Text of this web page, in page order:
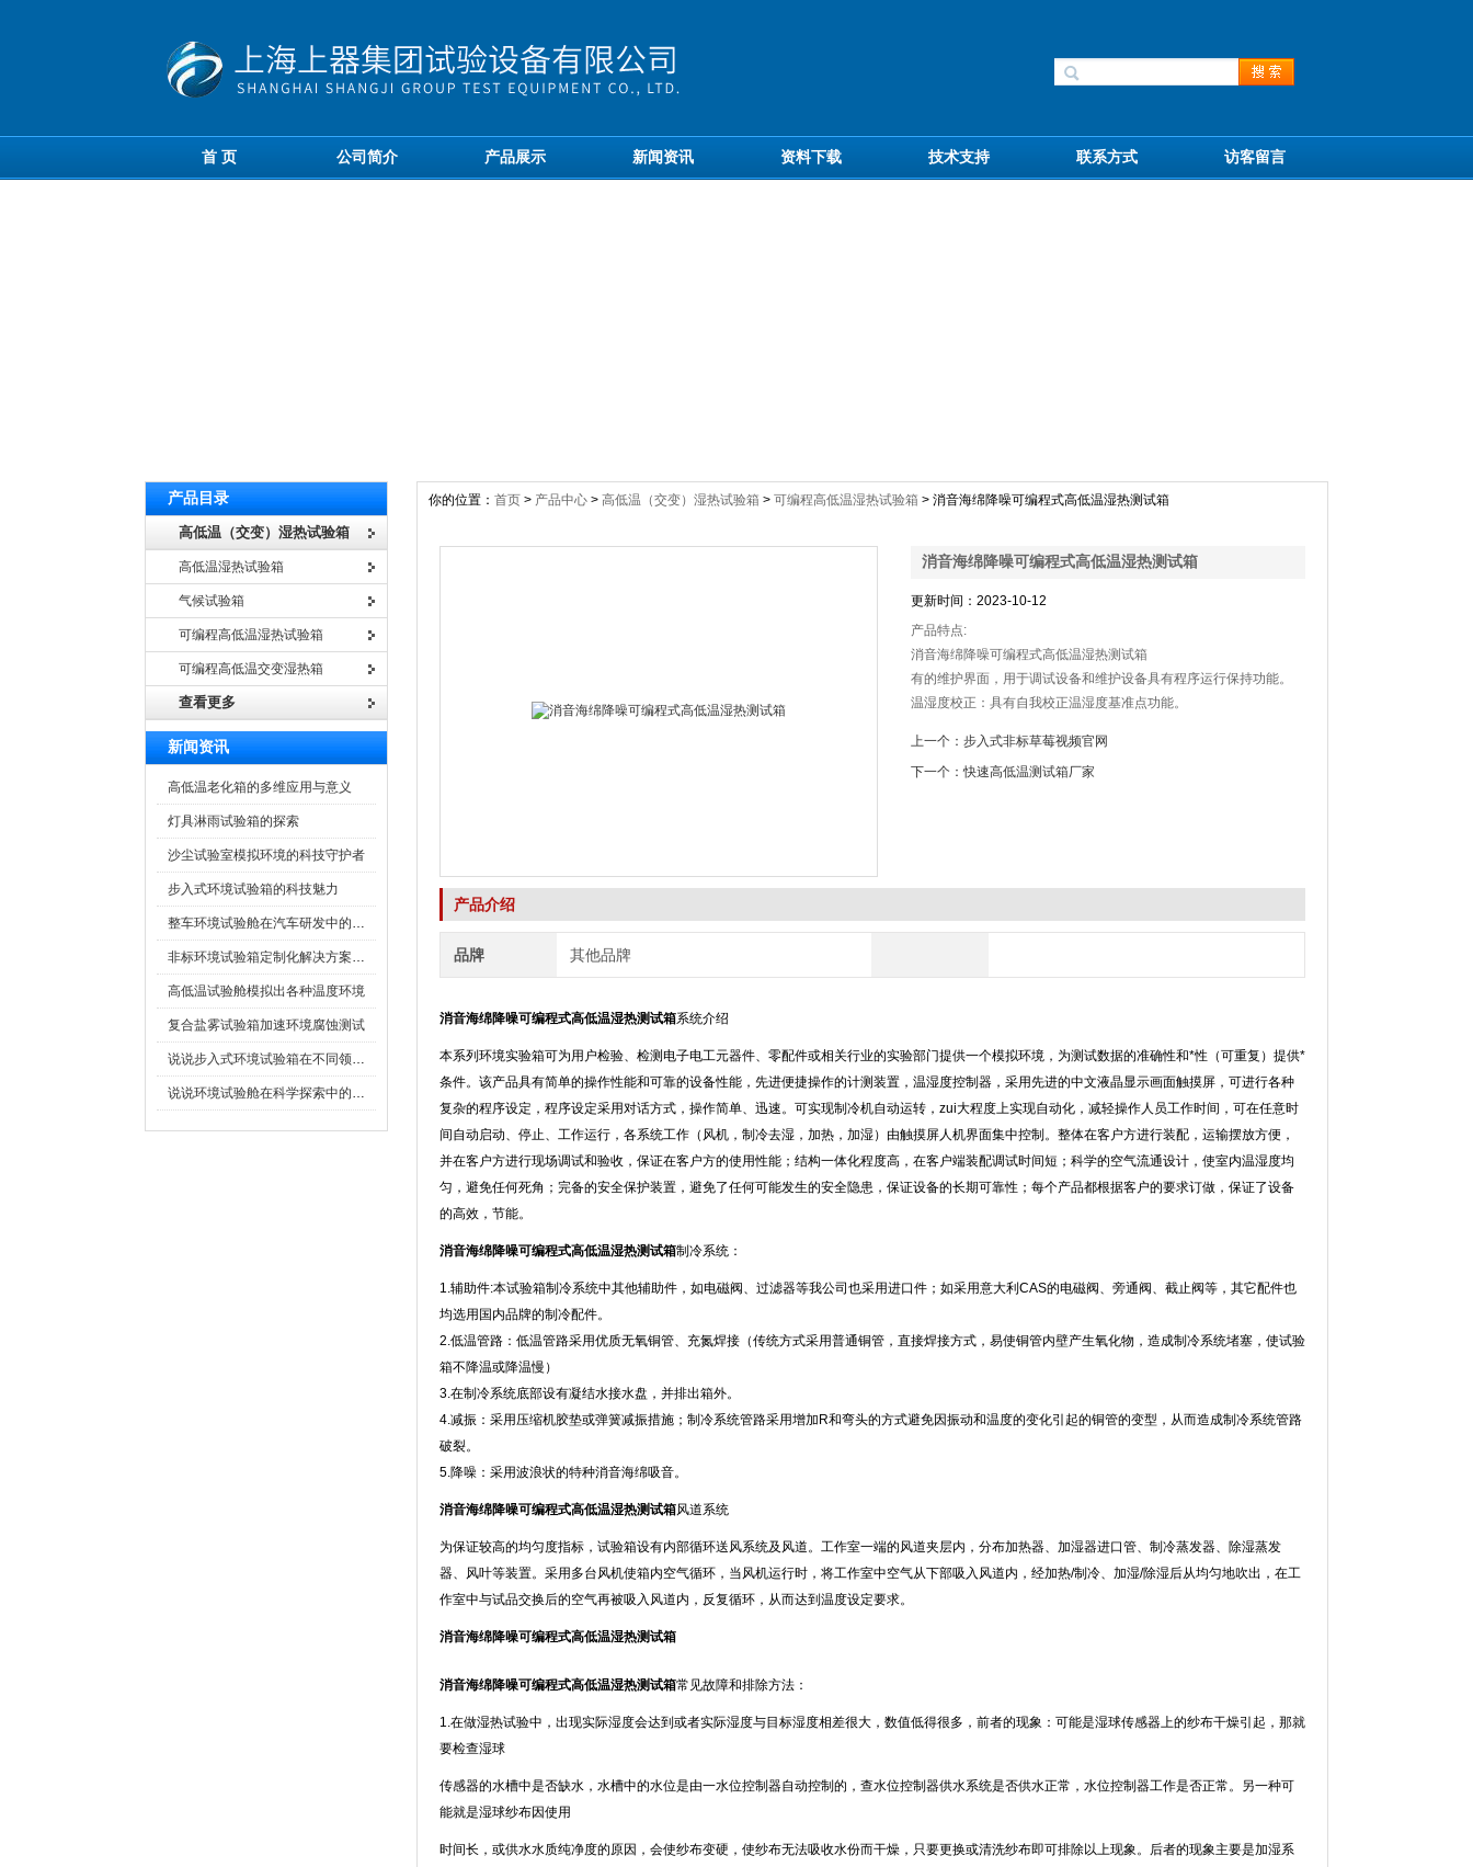
首 页 公司简介 产品展示 新闻资讯 资料下载 技术支持 联系方式 访客留言
产品目录
高低温（交变）湿热试验箱
高低温湿热试验箱
气候试验箱
可编程高低温湿热试验箱
可编程高低温交变湿热箱
查看更多
新闻资讯
高低温老化箱的多维应用与意义
灯具淋雨试验箱的探索
沙尘试验室模拟环境的科技守护者
步入式环境试验箱的科技魅力
整车环境试验舱在汽车研发中的作用
非标环境试验箱定制化解决方案在可靠性测试中的重要性
高低温试验舱模拟出各种温度环境
复合盐雾试验箱加速环境腐蚀测试
说说步入式环境试验箱在不同领域的应用
说说环境试验舱在科学探索中的作用
你的位置： 首页 > 产品中心 > 高低温（交变）湿热试验箱 > 可编程高低温湿热试验箱 > 消音海绵降噪可编程式高低温湿热测试箱
消音海绵降噪可编程式高低温湿热测试箱
更新时间：2023-10-12
产品特点:
消音海绵降噪可编程式高低温湿热测试箱
有的维护界面，用于调试设备和维护设备具有程序运行保持功能。
温湿度校正：具有自我校正温湿度基准点功能。
具有程序跳段功能。
具有程序停止功能。
上一个： 步入式非标草莓视频官网
下一个：快速高低温测试箱厂家
产品介绍
品牌 其他品牌
消音海绵降噪可编程式高低温湿热测试箱系统介绍
本系列环境实验箱可为用户检验、检测电子电工元器件、零配件或相关行业的实验部门提供一个模拟环境，为测试数据的准确性和*性（可重复）提供*
条件。该产品具有简单的操作性能和可靠的设备性能，先进便捷操作的计测装置，温湿度控制器，采用先进的中文液晶显示画面触摸屏，可进行各种
复杂的程序设定，程序设定采用对话方式，操作简单、迅速。可实现制冷机自动运转，zui大程度上实现自动化，减轻操作人员工作时间，可在任意时
间自动启动、停止、工作运行，各系统工作（风机，制冷去湿，加热，加湿）由触摸屏人机界面集中控制。整体在客户方进行装配，运输摆放方便，
并在客户方进行现场调试和验收，保证在客户方的使用性能；结构一体化程度高，在客户端装配调试时间短；科学的空气流通设计，使室内温湿度均
匀，避免任何死角；完备的安全保护装置，避免了任何可能发生的安全隐患，保证设备的长期可靠性；每个产品都根据客户的要求订做，保证了设备
的高效，节能。
消音海绵降噪可编程式高低温湿热测试箱制冷系统：
1.辅助件:本试验箱制冷系统中其他辅助件，如电磁阀、过滤器等我公司也采用进口件；如采用意大利CAS的电磁阀、旁通阀、截止阀等，其它配件也
均选用国内品牌的制冷配件。
2.低温管路：低温管路采用优质无氧铜管、充氮焊接（传统方式采用普通铜管，直接焊接方式，易使铜管内壁产生氧化物，造成制冷系统堵塞，使试验
箱不降温或降温慢）
3.在制冷系统底部设有凝结水接水盘，并排出箱外。
4.减振：采用压缩机胶垫或弹簧减振措施；制冷系统管路采用增加R和弯头的方式避免因振动和温度的变化引起的铜管的变型，从而造成制冷系统管路
破裂。
5.降噪：采用波浪状的特种消音海绵吸音。
消音海绵降噪可编程式高低温湿热测试箱风道系统
为保证较高的均匀度指标，试验箱设有内部循环送风系统及风道。工作室一端的风道夹层内，分布加热器、加湿器进口管、制冷蒸发器、除湿蒸发
器、风叶等装置。采用多台风机使箱内空气循环，当风机运行时，将工作室中空气从下部吸入风道内，经加热/制冷、加湿/除湿后从均匀地吹出，在工
作室中与试品交换后的空气再被吸入风道内，反复循环，从而达到温度设定要求。
消音海绵降噪可编程式高低温湿热测试箱
消音海绵降噪可编程式高低温湿热测试箱常见故障和排除方法：
1.在做湿热试验中，出现实际湿度会达到或者实际湿度与目标湿度相差很大，数值低得很多，前者的现象：可能是湿球传感器上的纱布干燥引起，那就
要检查湿球
传感器的水槽中是否缺水，水槽中的水位是由一水位控制器自动控制的，查水位控制器供水系统是否供水正常，水位控制器工作是否正常。另一种可
能就是湿球纱布因使用
时间长，或供水水质纯净度的原因，会使纱布变硬，使纱布无法吸收水份而干燥，只要更换或清洗纱布即可排除以上现象。后者的现象主要是加湿系